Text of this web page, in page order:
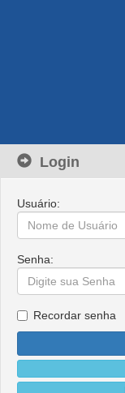
Login
Usuário:
Senha:
Recordar senha